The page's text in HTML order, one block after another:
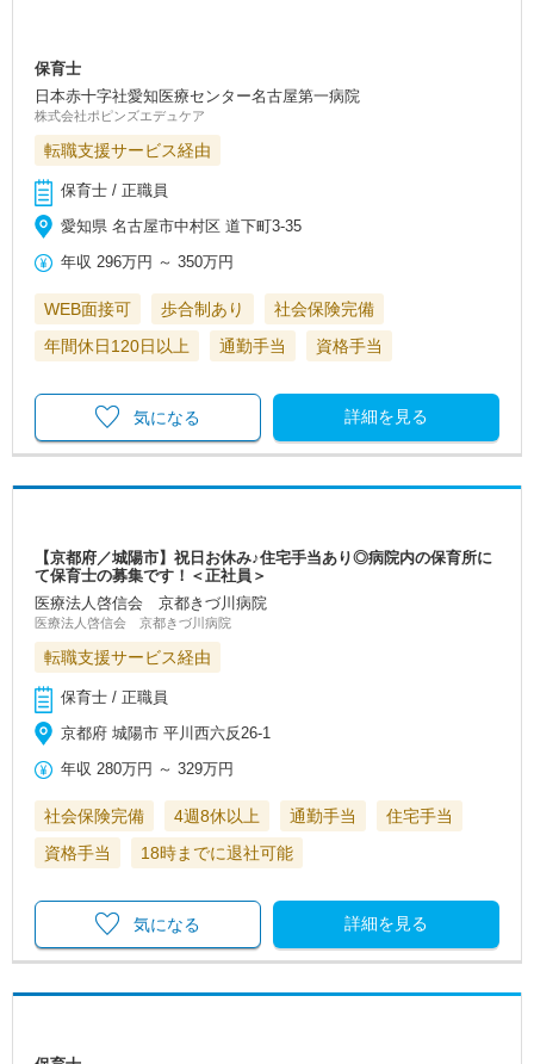
保育士
日本赤十字社愛知医療センター名古屋第一病院
株式会社ポピンズエデュケア
転職支援サービス経由
保育士 / 正職員
愛知県 名古屋市中村区 道下町3-35
年収 296万円 ～350万円
WEB面接可 歩合制あり
社会保険完備
年間休日120日以上
通勤手当 資格手当
詳細を見る
気になる
【京都府／城陽市】祝日お休み♪住宅手当あり◎病院内の保育所に
て保育士の募集です！＜正社員＞
医療法人啓信会 京都きづ川病院
医療法人啓信会 京都きづ川病院
転職支援サービス経由
保育士 / 正職員
京都府 城陽市 平川西六反26‐1
年収 280万円 ～329万円
社会保険完備 4週8休以上 通勤手当
住宅手当
資格手当
18時までに退社可能
詳細を見る
気になる